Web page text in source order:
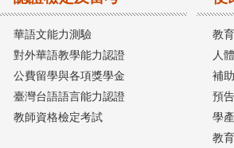
華語文能力測驗
對外華語教學能力認證
公費留學與各項獎學金
臺灣台語語言能力認證
教師資格檢定考試
教
人
補
預
學
教